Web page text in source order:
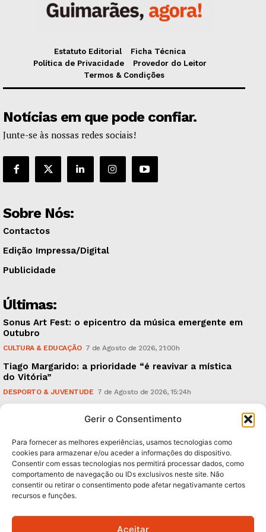
Gerir o Consentimento
Para fornecer as melhores experiências, usamos tecnologias como
cookies para armazenar e/ou aceder a informações do dispositivo.
Consentir com essas tecnologias nos permitirá processar dados, como
comportamento de navegação ou IDs exclusivos neste site. Não
consentir ou retirar o consentimento pode afetar negativamante certos
recursos e funções.
Aceitar
Estatuto Editorial
Ficha Técnica
Política de Privacidade
Provedor do Leitor
Termos & Condições
Notícias em que pode confiar.
Junte-se às nossas redes sociais!
Sobre Nós:
Contactos
Edição Impressa/Digital
Publicidade
Últimas:
Sonus Art Fest: o epicentro da música emergente em
Outubro
CULTURA & EDUCAÇÃO 7 de Agosto de 2026, 21:00h
Tiago Margarido: a prioridade “é reavivar a mística
do Vitória”
DESPORTO & JUVENTUDE 7 de Agosto de 2026, 15:24h
caudais e antecipa situações de risco
Subscreva Newsletter: